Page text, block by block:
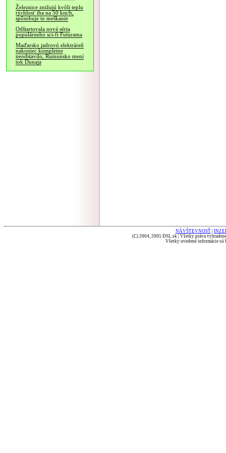
Železnice znižujú kvôli teplu
rýchlosť iba na 50 km/h,
spôsobuje to meškanie
Odštartovala nová séria
populárneho sci-fi Futurama
Maďarsko jadrovú elektráreň
nakoniec kompletne
neodstavilo, Rumunsko mení
tok Dunaja
NÁVŠTEVNOSŤ
(C) 2004, 2005 DSL.sk | Všetky práva
Všetky uvedené informácie sú